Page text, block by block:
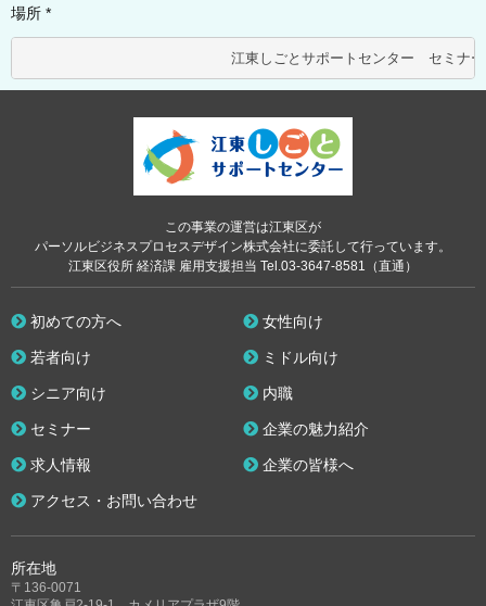
場所 *
この事業の運営は江東区が
パーソルビジネスプロセスデザイン株式会社に委託して行っています。
江東区役所 経済課 雇用支援担当 Tel.03-3647-8581（直通）
所在地
〒136-0071
初めての方へ 女性向け
若者向け ミドル向け
シニア向け 内職
セミナー 企業の魅力紹介
求人情報 企業の皆様へ
アクセス・お問い合わせ